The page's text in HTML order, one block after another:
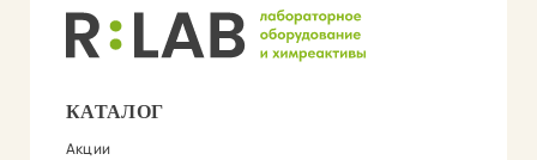
КАТАЛОГ
Акции